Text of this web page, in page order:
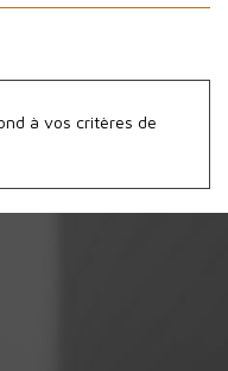
à vos critères de